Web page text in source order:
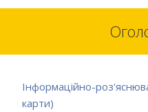
Інформаційно-
карти)